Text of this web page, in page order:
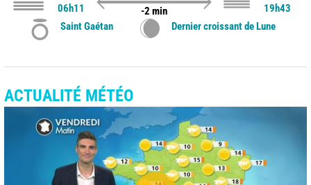
06h11
-2 min
19h43
Saint Gaétan
Dernier croissant de Lune
ACTUALITÉ MÉTÉO